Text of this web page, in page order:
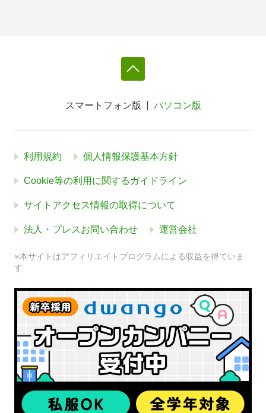
スマートフォン版 パソコン版
利用規約 個人情報保護基本方針
Cookie等の利用に関するガイドライン
サイトアクセス情報の取得について
法人・プレスお問い合わせ 運営会社
※本サイトはアフィリエイトプログラムによる収益を得ていま
す